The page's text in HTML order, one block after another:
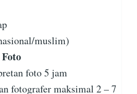
muslim)
foto 5 jam
fotografer maksimal 2 – 7